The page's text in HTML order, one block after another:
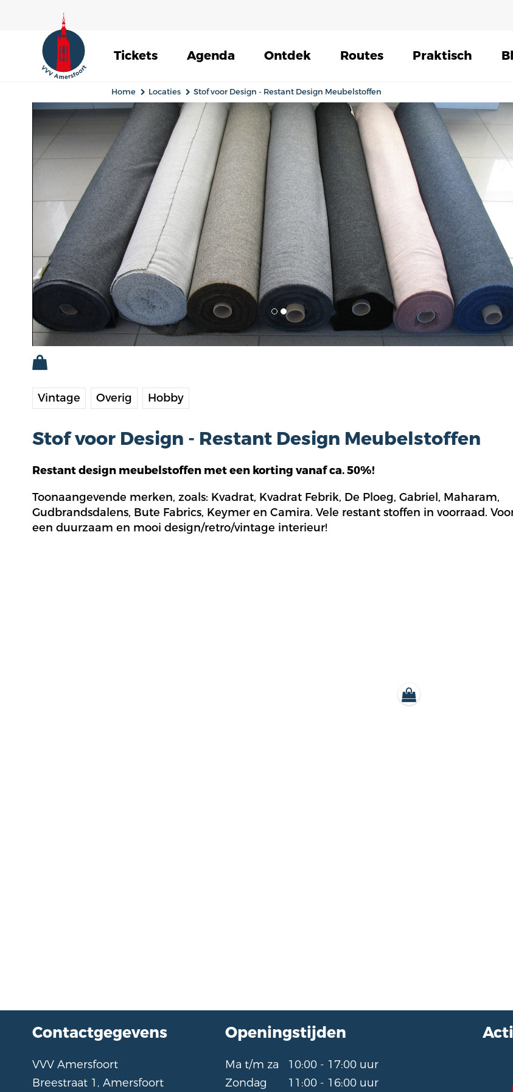
Tickets Agenda Ontdek Routes Praktisch
Home Locaties Stof voor Design - Restant Design Meubelstoffen
Vintage Overig Hobby
Stof voor Design - Restant Design Meubelstoffen
Restant design meubelstoffen met een korting vanaf ca. 50%!
Toonaangevende merken, zoals: Kvadrat, Kvadrat Febrik, De Ploeg, Gabriel, Maharam,
Gudbrandsdalens, Bute Fabrics, Keymer en Camira. Vele restant stoffen in voorraad.
een duurzaam en mooi design/retro/vintage interieur!
Contactgegevens
VVV Amersfoort
Breestraat 1, Amersfoort
Openingstijden
Ma t/m za 10:00 - 17:00 uur
Zondag
11:00 - 16:00 uur